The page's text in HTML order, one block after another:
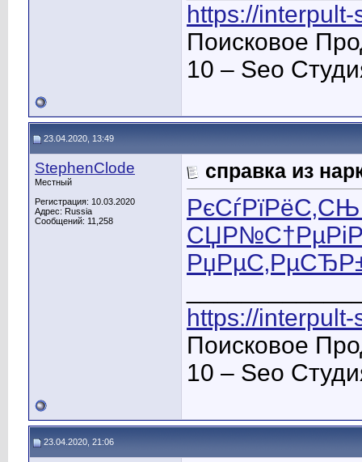
https://
Поисковое
10 – Seo
23.04.2020, 13:49
StephenClode
Местный
Регистрация: 10.03.2020
Адрес: Russia
Сообщений: 11,258
справка из
https://
Поисковое
10 – Seo
23.04.2020, 21:06